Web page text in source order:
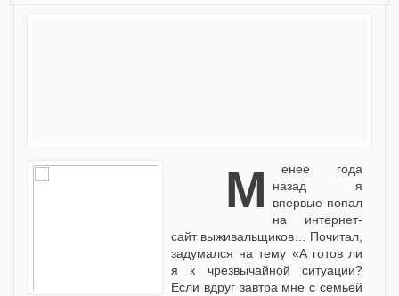
Менее года
назад я
впервые попал
на интернет-
сайт выживальщиков… Почитал,
задумался на тему «А готов ли
я к чрезвычайной ситуации?
Если вдруг завтра мне с семьёй